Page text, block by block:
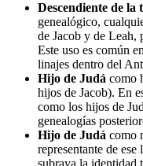
Descendiente de la
genealógico,
de Jacob y de Leah,
Este uso es común
linajes dentro del
Hijo de Judá como
hijos de Jacob). En
como los hijos de
genealogías
Hijo de Judá como
representante de
subraya la identidad